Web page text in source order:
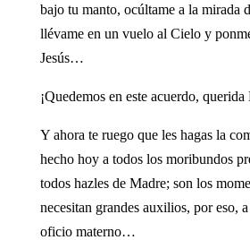
bajo tu manto, ocúltame a la mirada
llévame en un vuelo al Cielo y
Jesús…
¡Quedemos en este acuerdo,
Y ahora te ruego que les hagas la
hecho hoy a todos los moribundos
todos hazles de Madre; son los
necesitan grandes auxilios, por eso,
oficio materno…